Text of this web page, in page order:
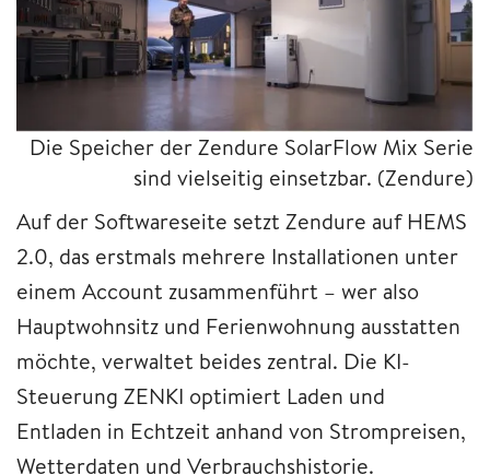
Die Speicher der Zendure SolarFlow Mix Serie
sind vielseitig einsetzbar. (Zendure)
Auf der Softwareseite setzt Zendure auf HEMS
2.0, das erstmals mehrere Installationen unter
einem Account zusammenführt – wer also
Hauptwohnsitz und Ferienwohnung ausstatten
möchte, verwaltet beides zentral. Die KI-
Steuerung ZENKI optimiert Laden und
Entladen in Echtzeit anhand von Strompreisen,
Wetterdaten und Verbrauchshistorie.